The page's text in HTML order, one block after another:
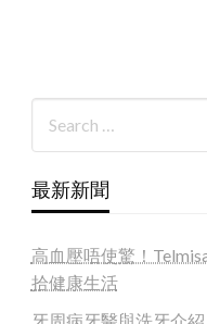
最新新聞
高血壓唔使驚！
拾健康生活